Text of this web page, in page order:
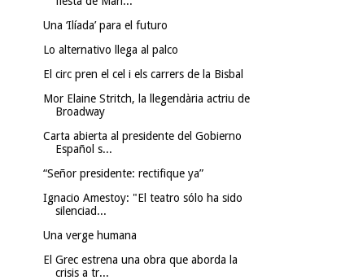
Una ‘Ilíada’ para el futuro
Lo alternativo llega al palco
El circ pren el cel i els carrers de la Bisbal
Mor Elaine Stritch, la llegendària actriu de
Broadway
Carta abierta al presidente del Gobierno
Español s...
“Señor presidente: rectifique ya”
Ignacio Amestoy: "El teatro sólo ha sido
silenciad...
Una verge humana
El Grec estrena una obra que aborda la
crisis a tr...